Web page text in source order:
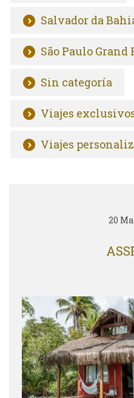
Salvador da
São Paulo Grand
Sin categoría
Viajes
Viajes
20